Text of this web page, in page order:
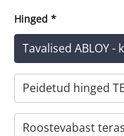
Hinged *
Tavalised ABLOY -
Peidetud hinged
Roostevabast